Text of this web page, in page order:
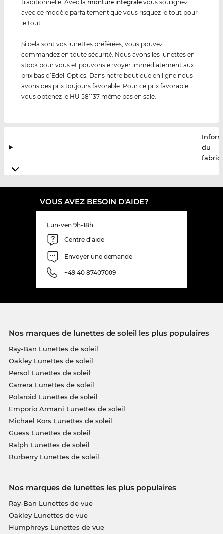
traditionnelle. Avec la monture intégrale vous soulignez
avec ce modèle parfaitement que vous risquez le tout pour
le tout.
Si cela sont vos lunettes préférées, vous pouvez
commandez en toute sécurité. Nous avons les lunettes en
stock pour vous et pouvons envoyer immédiatement aux
prix bas d’Edel-Optics. Dans notre boutique en ligne nous
avons des prix toujours favorable. Pour ce prix favorable
vous obtenez le HU 581137 même pas en sale.
du
VOUS AVEZ BESOIN D'AIDE?
Lun-ven 9h-18h
Centre d'aide
Envoyer une demande
+49 40 87407009
Nos marques de lunettes de soleil les plus populaires
Ray-Ban Lunettes de soleil
Oakley Lunettes de soleil
Persol Lunettes de soleil
Carrera Lunettes de soleil
Polaroid Lunettes de soleil
Emporio Armani Lunettes de soleil
Michael Kors Lunettes de soleil
Guess Lunettes de soleil
Ralph Lunettes de soleil
Burberry Lunettes de soleil
Nos marques de lunettes les plus populaires
Ray-Ban Lunettes de vue
Oakley Lunettes de vue
Humphreys Lunettes de vue